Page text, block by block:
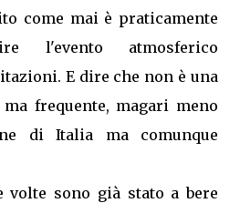
come mai è praticamente
l'evento atmosferico
E dire che non è una
frequente, magari meno
di Italia ma comunque
volte sono già stato a bere